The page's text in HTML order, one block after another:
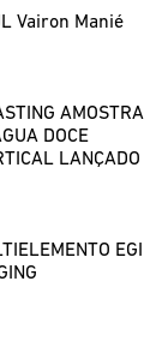
Vairon Manié
AMOSTRA
DOCE
LANÇADO
EGI